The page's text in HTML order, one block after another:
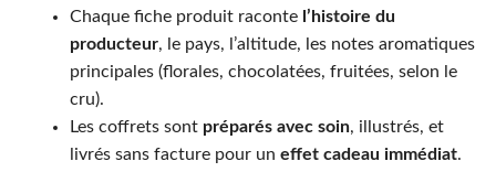
Chaque fiche produit raconte l’histoire du
producteur, le pays, l’altitude, les notes aromatiques
principales (florales, chocolatées, fruitées, selon le
cru).
Les coffrets sont préparés avec soin, illustrés, et
livrés sans facture pour un effet cadeau immédiat.